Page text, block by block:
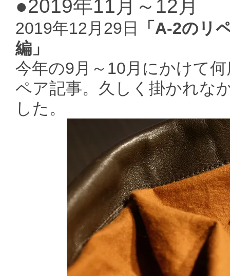
●2019年11月～12月
2019年12月29日
「A-2のリ
編」
今年の9月～10月にかけて
ペア記事。久しく掛かれな
した。